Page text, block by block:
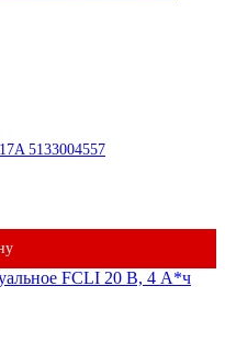
5133004557